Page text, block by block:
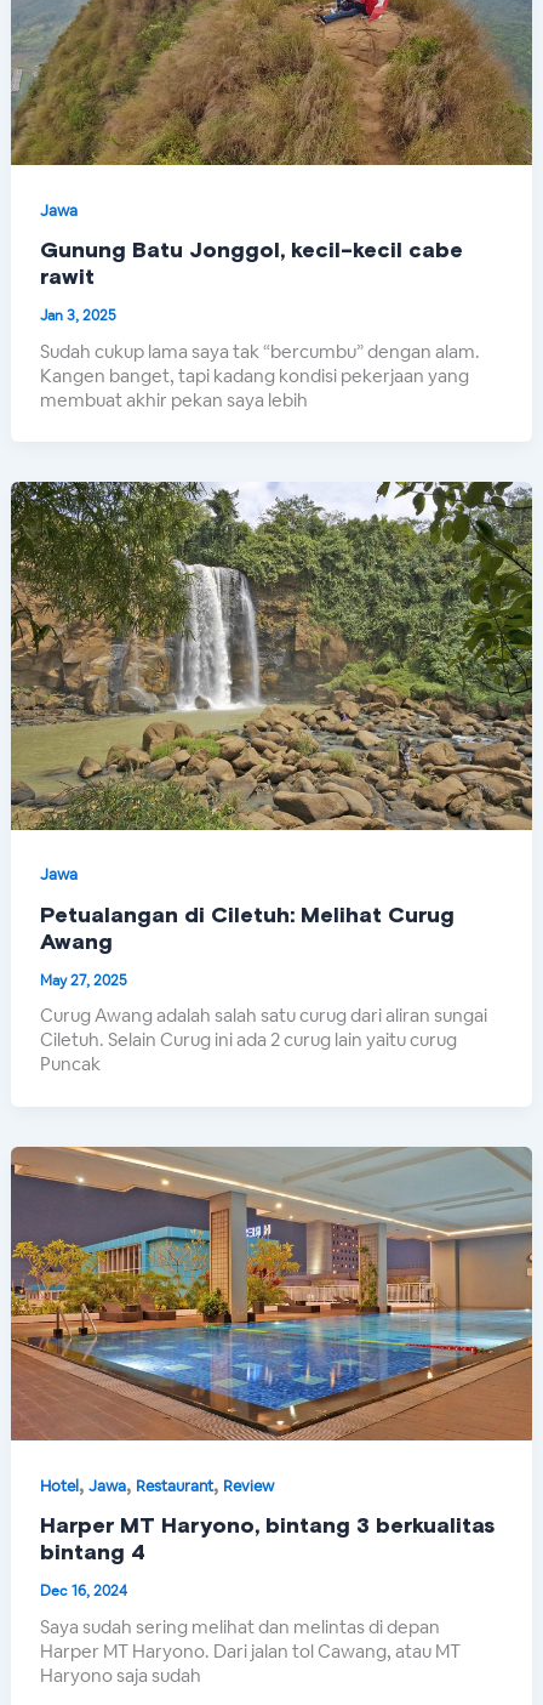
Jawa
Gunung Batu Jonggol, kecil-kecil cabe
rawit
Jan 3, 2025
Sudah cukup lama saya tak “bercumbu” dengan alam.
Kangen banget, tapi kadang kondisi pekerjaan yang
membuat akhir pekan saya lebih
Jawa
Petualangan di Ciletuh: Melihat Curug
Awang
May 27, 2025
Curug Awang adalah salah satu curug dari aliran sungai
Ciletuh. Selain Curug ini ada 2 curug lain yaitu curug
Puncak
Hotel,Jawa, Restaurant, Review
Harper MT Haryono, bintang 3 berkualitas
bintang 4
Dec 16, 2024
Saya sudah sering melihat dan melintas di depan
Harper MT Haryono. Dari jalan tol Cawang, atau MT
Haryono saja sudah